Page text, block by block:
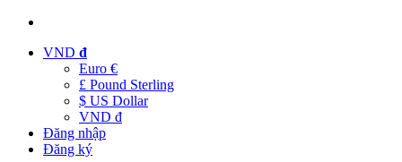
VND đ
Euro €
£ Pound Sterling
$ US Dollar
VND đ
Đăng nhập
Đăng ký